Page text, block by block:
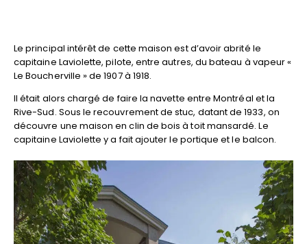
Le principal intérêt de cette maison est d’avoir abrité le
capitaine Laviolette, pilote, entre autres, du bateau à vapeur «
Le Boucherville » de 1907 à 1918.
Il était alors chargé de faire la navette entre Montréal et la
Rive-Sud. Sous le recouvrement de stuc, datant de 1933, on
découvre une maison en clin de bois à toit mansardé. Le
capitaine Laviolette y a fait ajouter le portique et le balcon.